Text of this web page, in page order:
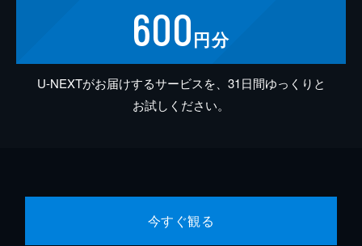
600円分
U-NEXTがお届けするサービスを、31日間ゆっくりと
お試しください。
今すぐ観る